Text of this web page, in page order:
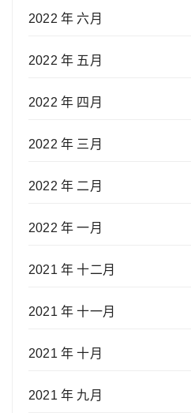
2022 年 六月
2022 年 五月
2022 年 四月
2022 年 三月
2022 年 二月
2022 年 一月
2021 年 十二月
2021 年 十一月
2021 年 十月
2021 年 九月